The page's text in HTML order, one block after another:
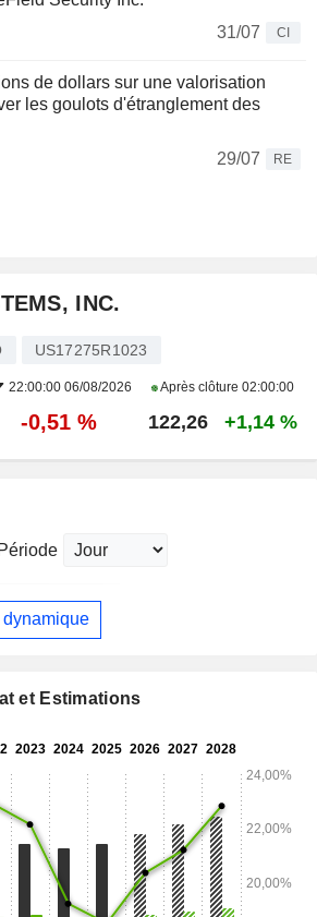
31/07
CI
de dollars sur une valorisation
les goulots d'étranglement des
29/07
RE
INC.
US17275R1023
22:00:00 06/08/2026 Après clôture 02:00:00
-0,51 % 122,26 +1,14 %
Période
et Estimations